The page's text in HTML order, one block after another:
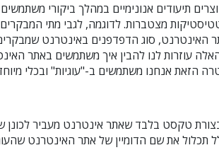
תיעודים אנונימיים במהלך ביקורי
מצטברות. לדוגמה, לגבי מתי
האינטרנט, סוג הדפדפנים באינטרנט
עוזרות לנו להבין איך משתמשים באתר
הזאת אנחנו משתמשים ב-"עוגיות" ובכלי
בצורת טקסט בלבד שאתר אינטרנט מעביר
תכלול את שם הדומיין של אתר האינטרנט